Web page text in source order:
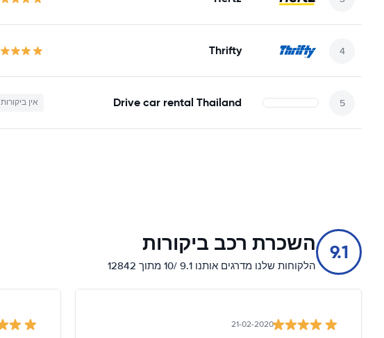
Thrifty
Drive car rental Thailand אין ביקורות
9.1 השכרת רכב ביקורות
הלקוחות שלנו מדרגים אותנו 9.1 /10 מתוך 12842
21-02-2020